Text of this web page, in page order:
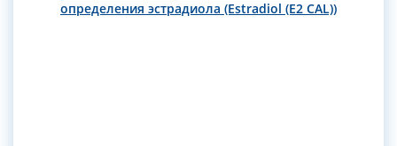
определения эстрадиола (Estradiol (E2 CAL))